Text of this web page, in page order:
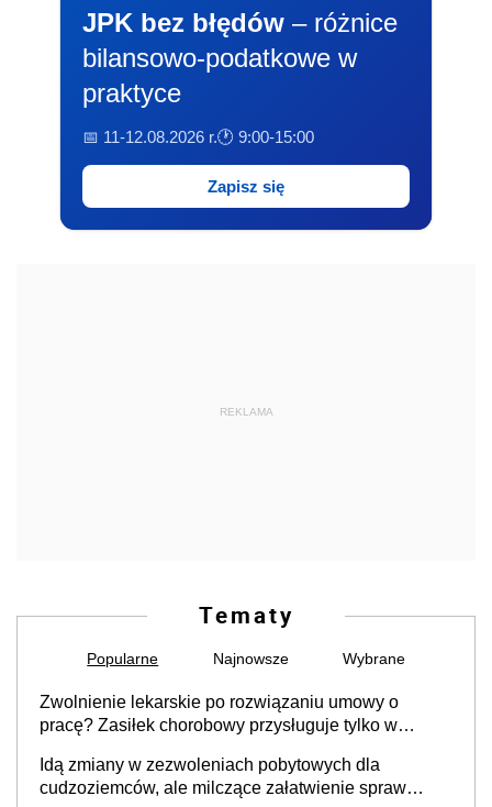
JPK bez błędów – różnice
bilansowo-podatkowe w
praktyce
📅 11-12.08.2026 r.🕐 9:00-15:00
Zapisz się
REKLAMA
Tematy
Popularne Najnowsze Wybrane
Zwolnienie lekarskie po rozwiązaniu umowy o
pracę? Zasiłek chorobowy przysługuje tylko w
stosunku pracy
Idą zmiany w zezwoleniach pobytowych dla
cudzoziemców, ale milczące załatwienie spraw